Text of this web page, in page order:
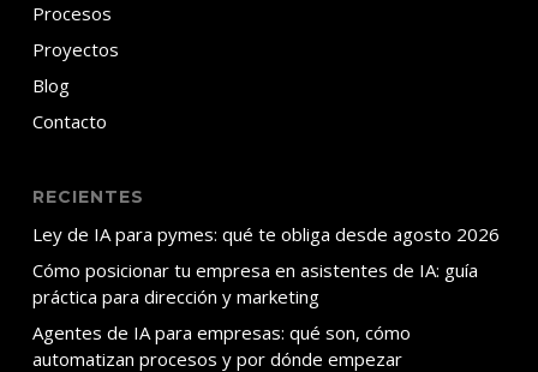
Procesos
Proyectos
Blog
Contacto
RECIENTES
Ley de IA para pymes: qué te obliga desde agosto 2026
Cómo posicionar tu empresa en asistentes de IA: guía
práctica para dirección y marketing
Agentes de IA para empresas: qué son, cómo
automatizan procesos y por dónde empezar